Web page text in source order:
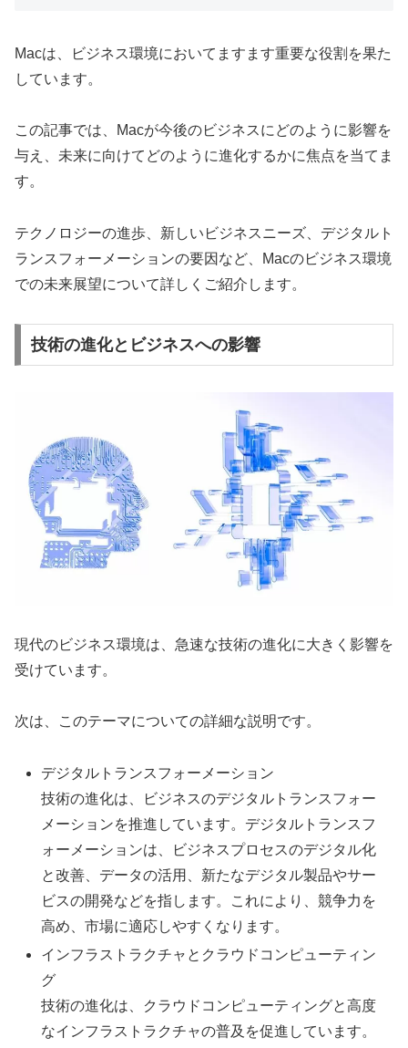
Macは、ビジネス環境においてますます重要な役割を果た
しています。
この記事では、Macが今後のビジネスにどのように影響を
与え、未来に向けてどのように進化するかに焦点を当てま
す。
テクノロジーの進歩、新しいビジネスニーズ、デジタルト
ランスフォーメーションの要因など、Macのビジネス環境
での未来展望について詳しくご紹介します。
技術の進化とビジネスへの影響
現代のビジネス環境は、急速な技術の進化に大きく影響を
受けています。
次は、このテーマについての詳細な説明です。
デジタルトランスフォーメーション
技術の進化は、ビジネスのデジタルトランスフォー
メーションを推進しています。デジタルトランスフ
ォーメーションは、ビジネスプロセスのデジタル化
と改善、データの活用、新たなデジタル製品やサー
ビスの開発などを指します。これにより、競争力を
高め、市場に適応しやすくなります。
インフラストラクチャとクラウドコンピューティン
グ
技術の進化は、クラウドコンピューティングと高度
なインフラストラクチャの普及を促進しています。